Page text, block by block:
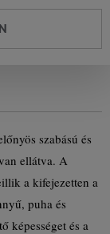
szabású és
ellátva. A
a kifejezetten a
puha és
képességet és a